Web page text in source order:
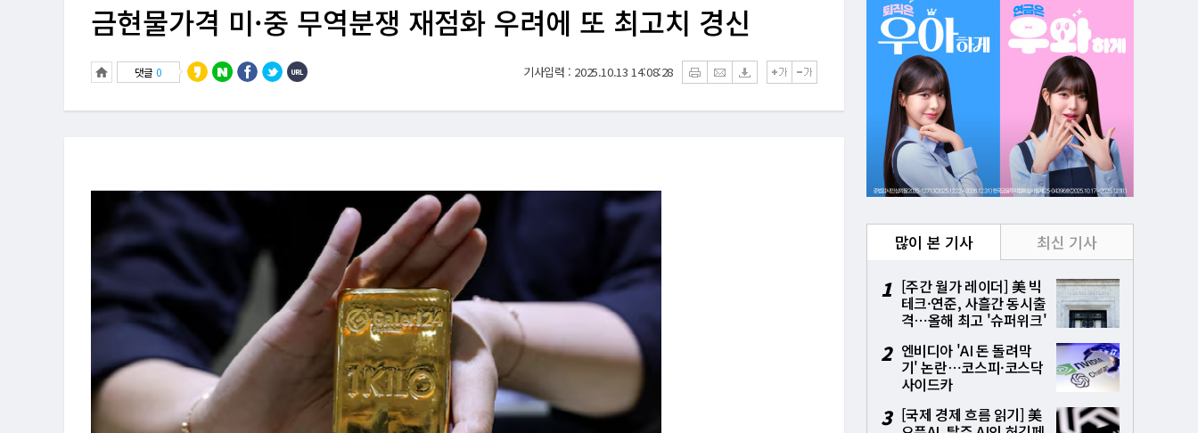
금현물가격 미·중 무역분쟁 재점화 우려에 또 최고치 경신
댓글 0 기사입력 : 2025.10.13 14:08:28
많이 본 기사 최신 기사
1 [주간 월가 레이더] 美 빅
테크·연준, 사흘간 동시출
격⋯올해 최고 '슈퍼위크'
2 엔비디아 'AI 돈 돌려막
기' 논란⋯코스피·코스닥
사이드카
3 [국제 경제 흐름 읽기] 美